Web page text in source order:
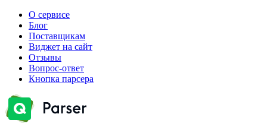
О сервисе
Блог
Поставщикам
Виджет на сайт
Отзывы
Вопрос-ответ
Кнопка парсера